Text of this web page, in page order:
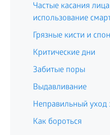
Частые касания
использование
Грязные кисти и
Критические дни
Забитые поры
Выдавливание
Неправильный уход
Как бороться